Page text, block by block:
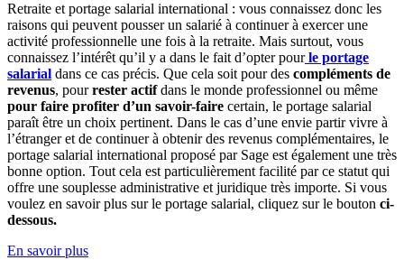
Retraite et portage salarial international : vous connaissez donc les
raisons qui peuvent pousser un salarié à continuer à exercer une
activité professionnelle une fois à la retraite. Mais surtout, vous
connaissez l’intérêt qu’il y a dans le fait d’opter pourle portage
salarial dans ce cas précis. Que cela soit pour des compléments de
revenus, pourrester actifdans le monde professionnel ou même
pour faire profiter d’un savoir-faire certain, le portage salarial
paraît être un choix pertinent. Dans le cas d’une envie partir vivre à
l’étranger et de continuer à obtenir des revenus complémentaires, le
portage salarial international proposé par Sage est également une très
bonne option. Tout cela est particulièrement facilité par ce statut qui
offre une souplesse administrative et juridique très importe. Si vous
voulez en savoir plus sur le portage salarial, cliquez sur le bouton ci-
dessous.
En savoir plus